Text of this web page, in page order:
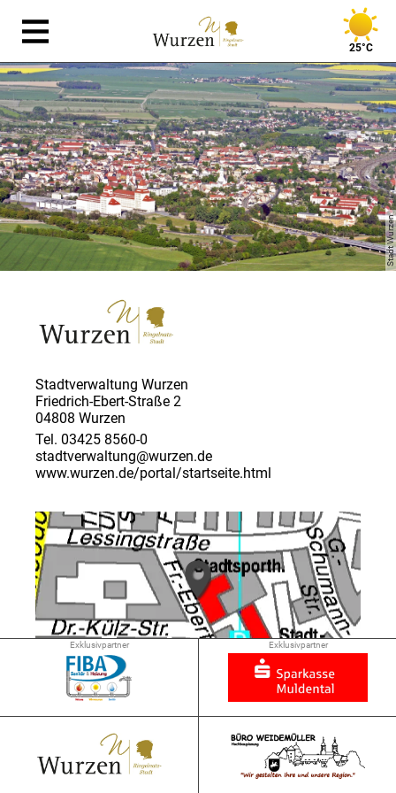
25°C
Stadt Wurzen
Stadtverwaltung Wurzen
Friedrich-Ebert-Straße 2
04808 Wurzen
Tel. 03425 8560-0
stadtverwaltung@wurzen.de
www.wurzen.de/portal/startseite.html
➜ 0.0 km
Exklusivpartner Exklusivpartner